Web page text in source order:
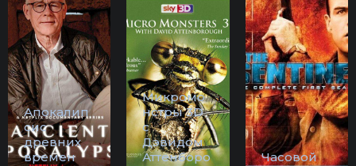
Апокалип
сис
древних
времен
Микромо
нстры 3D
с
Дэвидом
Аттенборо
Часовой